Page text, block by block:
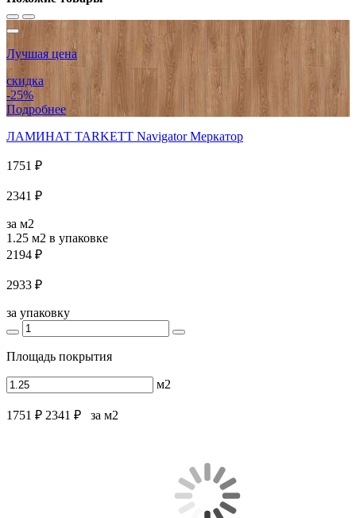
Лучшая цена
скидка
-25%
Подробнее
ЛАМИНАТ TARKETT Navigator Меркатор
1751 ₽
2341 ₽
за м2
1.25 м2 в упаковке
2194 ₽
2933 ₽
за упаковку
Площадь покрытия
м2
1751 ₽ 2341 ₽ за м2